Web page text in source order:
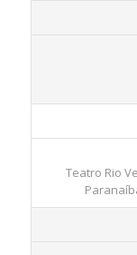
Teatro Rio